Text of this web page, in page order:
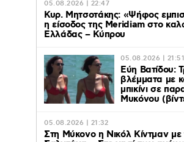
05.08.2026 | 22:47
Κυρ. Μητσοτάκης: «Ψήφος
η είσοδος της Meridiam στο
Ελλάδας – Κύπρου
05.08.2026 | 21:51
Εύη Βατίδου:
βλέμματα με
μπικίνι σε
Μυκόνου
05.08.2026 | 21:32
Στη Μύκονο η Νικόλ Κίντμαν με